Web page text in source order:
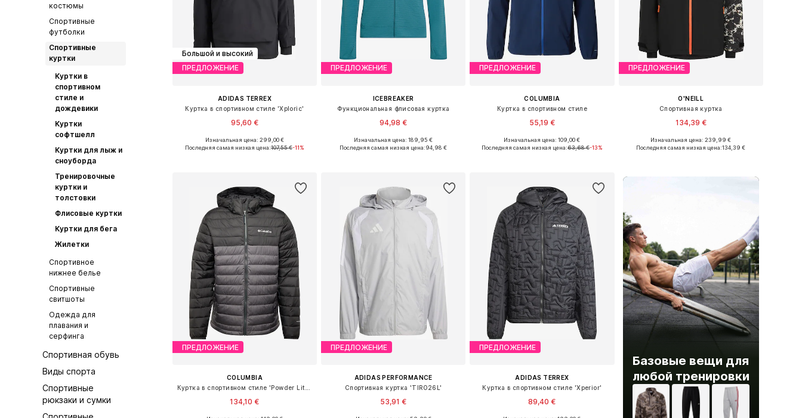
костюмы
Спортивные
футболки
Спортивные
куртки
Куртки в
спортивном
стиле и
дождевики
Куртки
софтшелл
Куртки для лыж и
сноуборда
Тренировочные
куртки и
толстовки
Флисовые куртки
Куртки для бега
Жилетки
Спортивное
нижнее белье
Спортивные
свитшоты
Одежда для
плавания и
серфинга
Спортивная обувь
Виды спорта
Спортивные
рюкзаки и сумки
Большой и высокий
ПРЕДЛОЖЕНИЕ
ADIDAS TERREX
Куртка в спортивном стиле 'Xploric'
95,60 €
Доступные размеры: S, M, L, XL
Изначальная цена: 299,00 €
Последняя самая низкая цена:107,55 €-11%
ПРЕДЛОЖЕНИЕ
ICEBREAKER
Функциональная флисовая куртка
94,98 €
Доступные размеры: S, M, L
Изначальная цена: 189,95 €
Последняя самая низкая цена:94,98 €
ПРЕДЛОЖЕНИЕ
COLUMBIA
Куртка в спортивном стиле
55,19 €
Доступные размеры: S, M, L
Изначальная цена: 109,00 €
Последняя самая низкая цена:63,68 €-13%
ПРЕДЛОЖЕНИЕ
O'NEILL
Спортивная куртка
134,39 €
Доступные размеры: S, M, L, XXL
Изначальная цена: 239,99 €
Последняя самая низкая цена:134,39 €
ПРЕДЛОЖЕНИЕ
COLUMBIA
134,10 €
ПРЕДЛОЖЕНИЕ
ADIDAS PERFORMANCE
Спортивная куртка 'TIRO26L'
53,91 €
ПРЕДЛОЖЕНИЕ
ADIDAS TERREX
Куртка в спортивном стиле 'Xperior'
89,40 €
Базовые вещи для
любой тренировки